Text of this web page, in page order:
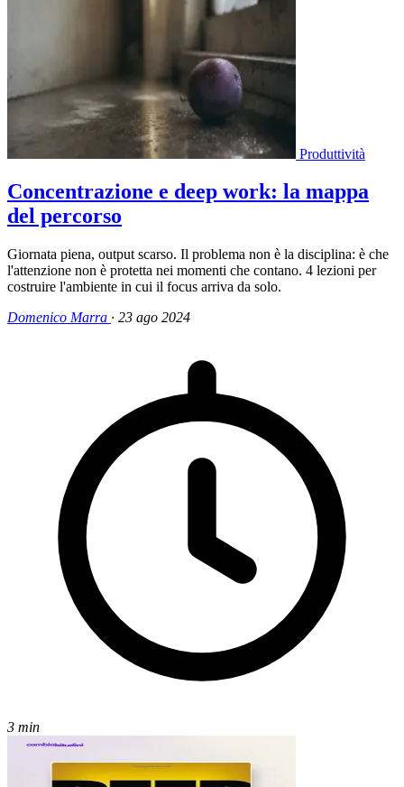
Produttività
Concentrazione e deep work: la mappa
del percorso
Giornata piena, output scarso. Il problema non è la disciplina: è che
l'attenzione non è protetta nei momenti che contano. 4 lezioni per
costruire l'ambiente in cui il focus arriva da solo.
Domenico Marra · 23 ago 2024
3 min